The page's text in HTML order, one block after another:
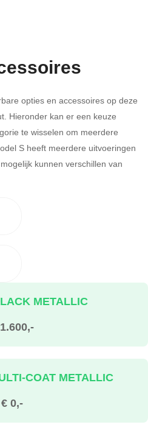
opties en accessoires op deze
Hieronder kan er een keuze
te wisselen om meerdere
S heeft meerdere uitvoeringen
kunnen verschillen van
METALLIC
€ 0,-
COAT METALLIC